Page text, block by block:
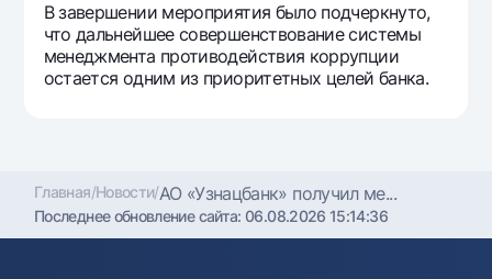
В завершении мероприятия было подчеркнуто,
что дальнейшее совершенствование системы
менеджмента противодействия коррупции
остается одним из приоритетных целей банка.
Главная/Новости/АО «Узнацбанк» получил ме...
Последнее обновление сайта:06.08.2026 15:14:36